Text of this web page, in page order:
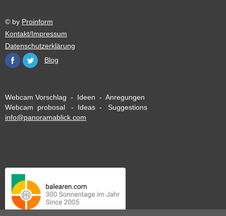
© by Proinform
Kontakt/Impressum
Datenschutzerklärung
Blog
Webcam Vorschlag - Ideen - Anregungen
Webcam probosal - Ideas - Suggestions
info@panoramablick.com